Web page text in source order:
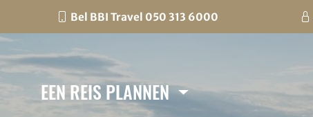
Bel BBI Travel 050 313 6000
EEN REIS PLANNEN